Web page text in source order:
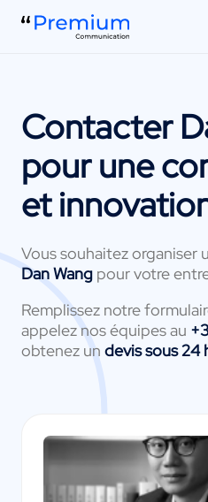
Contacter
pour une
et
Vous souhaitez organiser
Dan Wang pour votre
Remplissez notre
appelez nos équipes au
obtenez un devis sous 24